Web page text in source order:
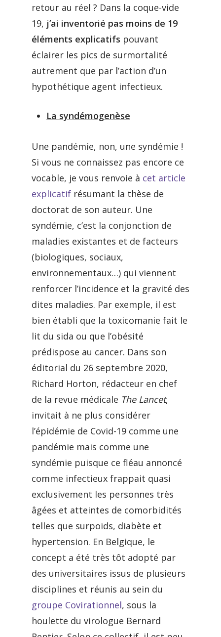
retour au réel ? Dans la coque-vide
19, j’ai inventorié pas moins de 19
éléments explicatifs pouvant
éclairer les pics de surmortalité
autrement que par l’action d’un
hypothétique agent infectieux.
La syndémogenèse
Une pandémie, non, une syndémie !
Si vous ne connaissez pas encore ce
vocable, je vous renvoie à cet article
explicatif résumant la thèse de
doctorat de son auteur. Une
syndémie, c’est la conjonction de
maladies existantes et de facteurs
(biologiques, sociaux,
environnementaux…) qui viennent
renforcer l’incidence et la gravité des
dites maladies. Par exemple, il est
bien établi que la toxicomanie fait le
lit du sida ou que l’obésité
prédispose au cancer. Dans son
éditorial du 26 septembre 2020,
Richard Horton, rédacteur en chef
de la revue médicale The Lancet,
invitait à ne plus considérer
l’épidémie de Covid-19 comme une
pandémie mais comme une
syndémie puisque ce fléau annoncé
comme infectieux frappait quasi
exclusivement les personnes très
âgées et atteintes de comorbidités
telles que surpoids, diabète et
hypertension. En Belgique, le
concept a été très tôt adopté par
des universitaires issus de plusieurs
disciplines et réunis au sein du
groupe Covirationnel, sous la
houlette du virologue Bernard